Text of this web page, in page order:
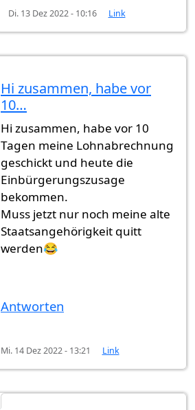
Di. 13 Dez 2022 - 10:16 Link
Hi zusammen, habe vor
10…
Hi zusammen, habe vor 10
Tagen meine Lohnabrechnung
geschickt und heute die
Einbürgerungszusage
bekommen.
Muss jetzt nur noch meine alte
Staatsangehörigkeit quitt
werden😂
Antworten
Mi. 14 Dez 2022 - 13:21 Link